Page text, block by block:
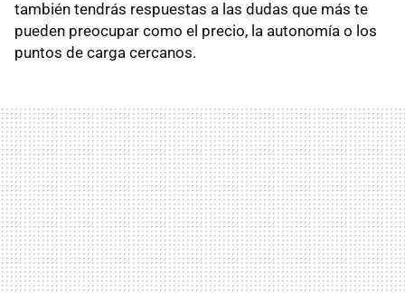
también tendrás respuestas a las dudas que más te
pueden preocupar como el precio, la autonomía o los
puntos de carga cercanos.